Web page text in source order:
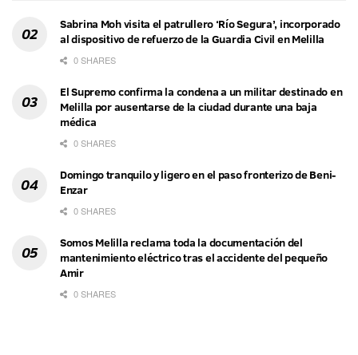
Sabrina Moh visita el patrullero ‘Río Segura’, incorporado
al dispositivo de refuerzo de la Guardia Civil en Melilla
0 SHARES
El Supremo confirma la condena a un militar destinado en
Melilla por ausentarse de la ciudad durante una baja
médica
0 SHARES
Domingo tranquilo y ligero en el paso fronterizo de Beni-
Enzar
0 SHARES
Somos Melilla reclama toda la documentación del
mantenimiento eléctrico tras el accidente del pequeño
Amir
0 SHARES